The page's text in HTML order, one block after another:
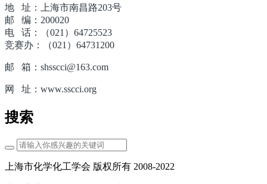
地 址：上海市南昌路203号
邮 编：200020
电 话：（021）64725523
竞赛办：（021）64731200
邮 箱：shsscci@163.com
网 址：www.sscci.org
搜索
上海市化学化工学会 版权所有 2008-2022